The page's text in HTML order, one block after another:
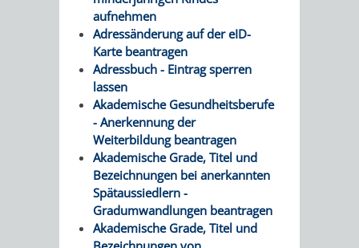
FÜR
aufnehmen
Adressänderung auf der eID-
Karte beantragen
Adressbuch - Eintrag sperren
lassen
Akademische Gesundheitsberufe
- Anerkennung der
Weiterbildung beantragen
Akademische Grade, Titel und
Bezeichnungen bei anerkannten
Spätaussiedlern -
Gradumwandlungen beantragen
Akademische Grade, Titel und